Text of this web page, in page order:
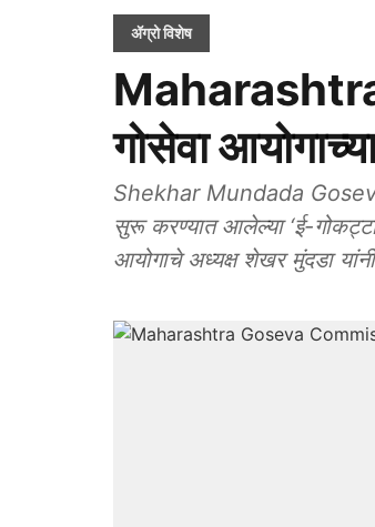
ॲग्रो विशेष
Maharashtra
गोसेवा
Shekhar Mundada
सुरू करण्यात आलेल्या ‘ई-
आयोगाचे अध्यक्ष शेखर मुंदडा